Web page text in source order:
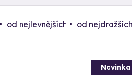
od nejlevnějších od nejdražších
Novinka